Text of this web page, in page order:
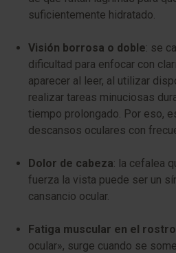
suficientemente hidratado.
Visión borrosa o doble: se
dificultad para enfocar con
aparecer al leer, al utilizar
realizar tareas minuciosas
tiempo prolongado. Por eso,
descansos oculares con
Dolor de cabeza: la cefalea
fuerza la vista puede ser un
cansancio ocular.
Fatiga muscular en el rostro
ocular», surge cuando se